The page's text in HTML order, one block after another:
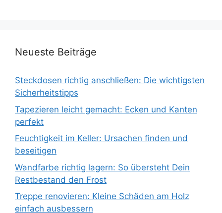
Neueste Beiträge
Steckdosen richtig anschließen: Die wichtigsten
Sicherheitstipps
Tapezieren leicht gemacht: Ecken und Kanten
perfekt
Feuchtigkeit im Keller: Ursachen finden und
beseitigen
Wandfarbe richtig lagern: So übersteht Dein
Restbestand den Frost
Treppe renovieren: Kleine Schäden am Holz
einfach ausbessern